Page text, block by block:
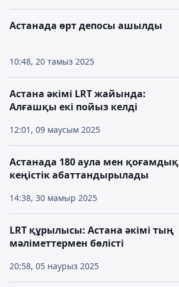
10:48, 20 тамыз 2025
Астанада өрт депосы ашылды
12:01, 09 маусым 2025
Астана әкімі LRT жайында:
Алғашқы екі пойыз келді
14:38, 30 мамыр 2025
Астанада 180 аула мен қоғамдық
кеңістік абаттандырылады
20:58, 05 наурыз 2025
LRT құрылысы: Астана әкімі тың
мәліметтермен бөлісті